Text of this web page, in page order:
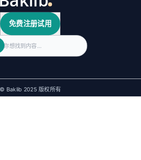
免费注册试用
© Baklib 2025 版权所有